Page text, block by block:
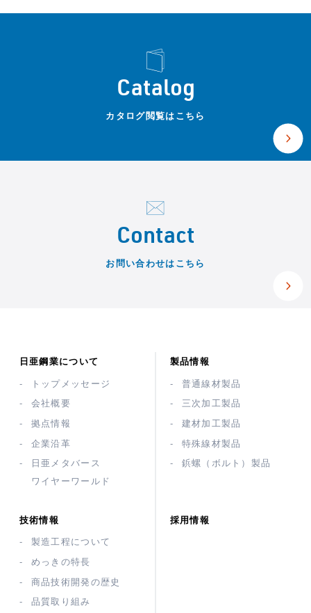
Catalog
カタログ閲覧はこちら
Contact
お問い合わせはこちら
日亜鋼業について
トップメッセージ
会社概要
拠点情報
企業沿革
日亜メタバース
ワイヤーワールド
製品情報
普通線材製品
三次加工製品
建材加工製品
特殊線材製品
鋲螺（ボルト）製品
技術情報
製造工程について
めっきの特長
商品技術開発の歴史
品質取り組み
採用情報